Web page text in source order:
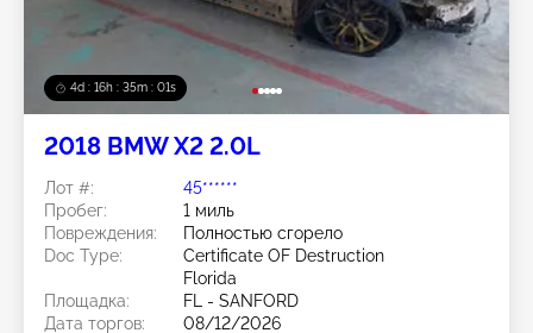
4d : 16h : 34m : 59s
2018 BMW X2 2.0L
Лот #:
45******
Пробег:
1 миль
Повреждения:
Полностью сгорело
Doc Type:
Certificate OF Destruction
Florida
Площадка:
FL - SANFORD
Дата торгов:
08/12/2026